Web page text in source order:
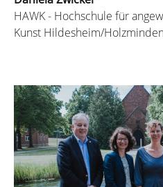
HAWK - Hochschule für
Kunst Hildesheim/